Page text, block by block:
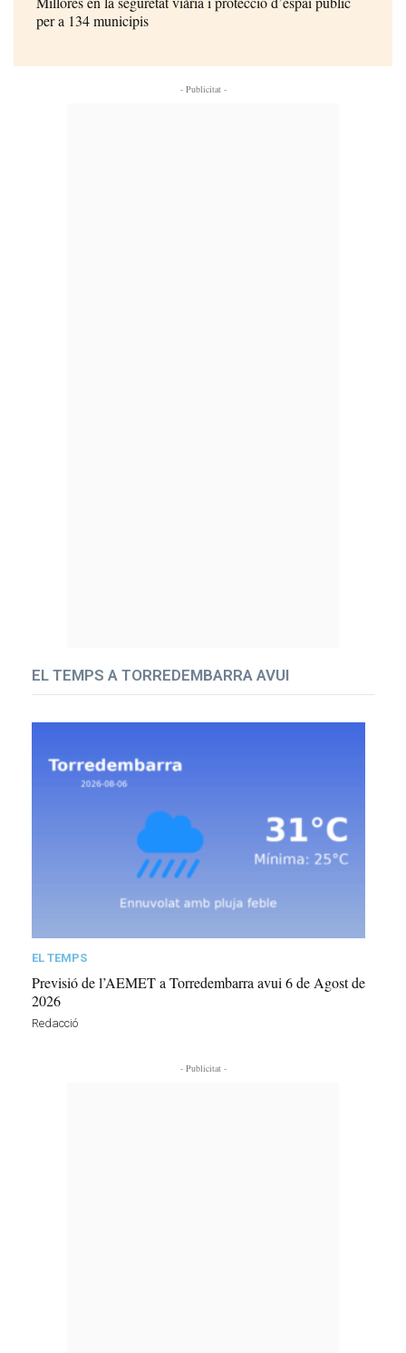
per a 134 municipis
- Publicitat -
EL TEMPS A TORREDEMBARRA AVUI
EL TEMPS
Previsió de l’AEMET a Torredembarra avui 6 de Agost de
2026
Redacció
- Publicitat -